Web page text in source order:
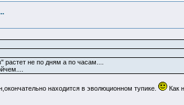
растет не по дням а по часам....
находится в эволюционном тупике. Как